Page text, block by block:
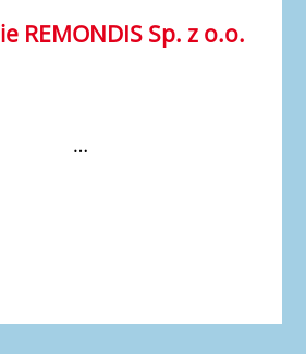
REMONDIS Sp. z o.o.
…